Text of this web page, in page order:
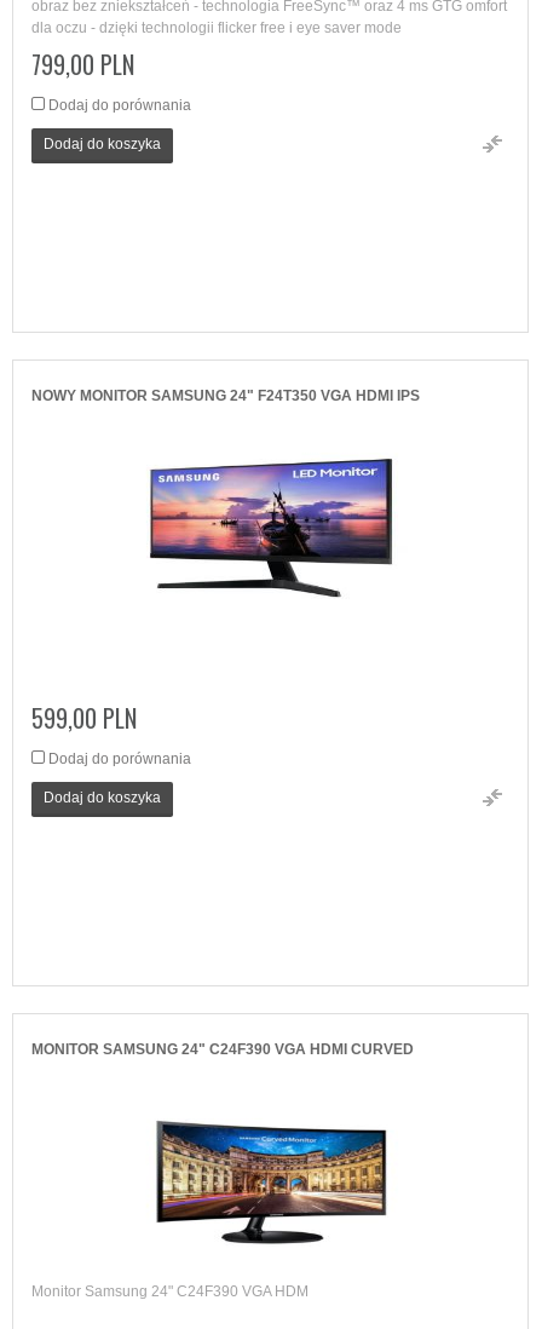
obraz bez zniekształceń - technologia FreeSync™ oraz 4 ms GTG omfort
dla oczu - dzięki technologii flicker free i eye saver mode
799,00 PLN
Dodaj do porównania
Dodaj do koszyka
NOWY MONITOR SAMSUNG 24" F24T350 VGA HDMI IPS
599,00 PLN
Dodaj do porównania
Dodaj do koszyka
MONITOR SAMSUNG 24" C24F390 VGA HDMI CURVED
Monitor Samsung 24" C24F390 VGA HDM